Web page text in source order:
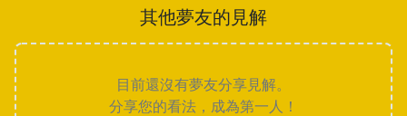
其他夢友的見解
目前還沒有夢友分享見解。
分享您的看法，成為第一人！